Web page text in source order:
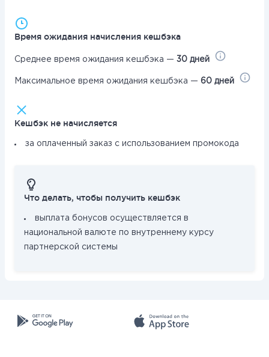
Время ожидания начисления кешбэка
Среднее время ожидания кешбэка — 30 дней
Максимальное время ожидания кешбэка — 60 дней
Кешбэк не начисляется
за оплаченный заказ с использованием промокода
Что делать, чтобы получить кешбэк
выплата бонусов осуществляется в
национальной валюте по внутреннему курсу
партнерской системы